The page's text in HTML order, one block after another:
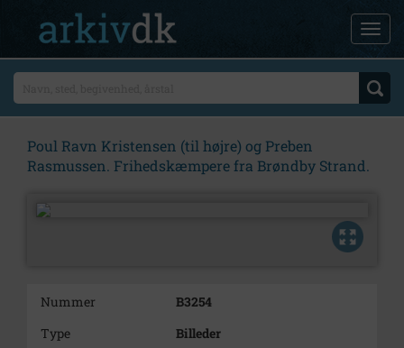
Poul Ravn Kristensen (til højre) og Preben
Rasmussen. Frihedskæmpere fra Brøndby Strand.
Nummer
B3254
Type
Billeder